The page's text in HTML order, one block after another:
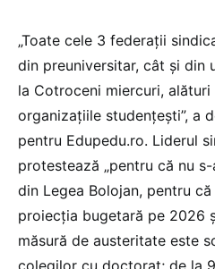
„Toate cele 3 federații
din preuniversitar, cât și din
la Cotroceni miercuri,
organizațiile studențești”, a
pentru Edupedu.ro. Liderul
protestează „pentru că nu
din Legea Bolojan, pentru
proiecția bugetară pe 2026
măsură de austeritate este
colegilor cu doctorat; de la